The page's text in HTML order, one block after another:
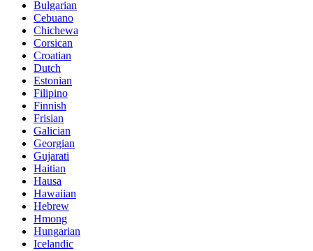
Bulgarian
Cebuano
Chichewa
Corsican
Croatian
Dutch
Estonian
Filipino
Finnish
Frisian
Galician
Georgian
Gujarati
Haitian
Hausa
Hawaiian
Hebrew
Hmong
Hungarian
Icelandic